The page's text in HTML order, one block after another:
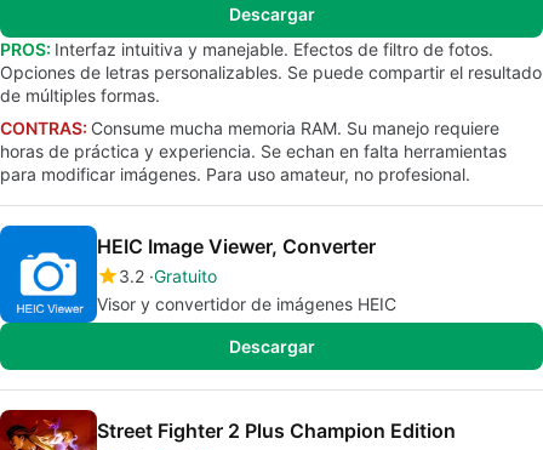
Descargar
PROS: Interfaz intuitiva y manejable. Efectos de filtro de fotos.
Opciones de letras personalizables. Se puede compartir el resultado
de múltiples formas.
CONTRAS: Consume mucha memoria RAM. Su manejo requiere
horas de práctica y experiencia. Se echan en falta herramientas
para modificar imágenes. Para uso amateur, no profesional.
HEIC Image Viewer, Converter
3.2 Gratuito
Visor y convertidor de imágenes HEIC
Descargar
Street Fighter 2 Plus Champion Edition